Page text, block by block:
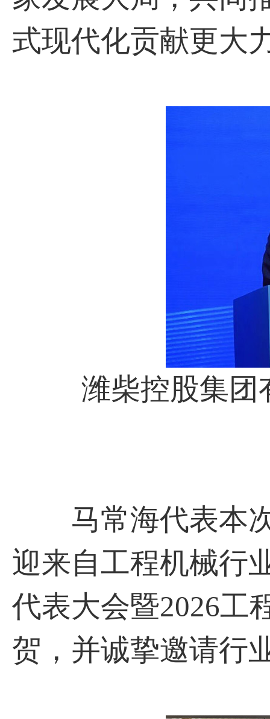
式现代化贡献更大
潍柴控股集团
马常海代表本次
迎来自工程机械行
代表大会暨2026工
贺，并诚挚邀请行